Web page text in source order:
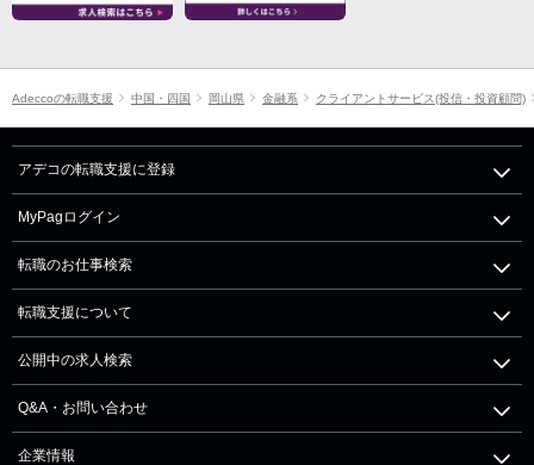
Adeccoの転職支援 中国・四国 岡山県 金融系 クライアントサービス(投信・投資顧問)
アデコの転職支援に登録
MyPagログイン
転職のお仕事検索
転職支援について
公開中の求人検索
Q&A・お問い合わせ
企業情報